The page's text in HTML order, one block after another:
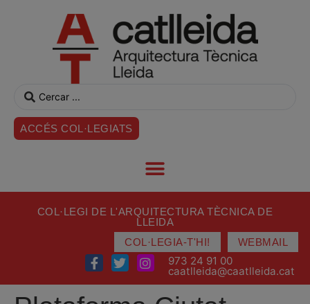
ACCÉS COL·LEGIATS
COL·LEGI DE L'ARQUITECTURA TÈCNICA DE
LLEIDA
COL·LEGIA-T'HI!
WEBMAIL
973 24 91 00
caatlleida@caatlleida.cat